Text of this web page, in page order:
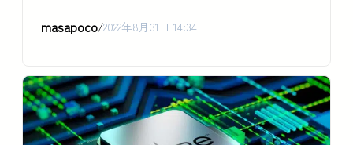
masapoco/2022年8月31日 14:34